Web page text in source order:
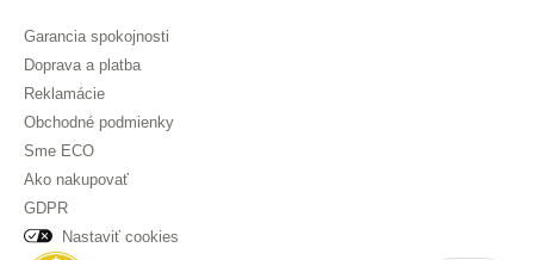
Garancia spokojnosti
Doprava a platba
Reklamácie
Obchodné podmienky
Sme ECO
Ako nakupovať
GDPR
Nastaviť cookies